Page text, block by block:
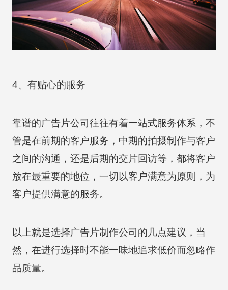
4、有贴心的服务
靠谱的广告片公司往往有着一站式服务体系，不
管是在前期的客户服务，中期的拍摄制作与客户
之间的沟通，还是后期的交片回访等，都将客户
放在最重要的地位，一切以客户满意为原则，为
客户提供满意的服务。
以上就是选择广告片制作公司的几点建议，当
然，在进行选择时不能一味地追求低价而忽略作
品质量。